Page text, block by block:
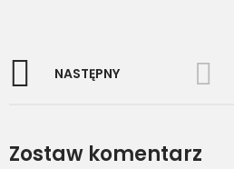
NASTĘPNY
Zostaw komentarz